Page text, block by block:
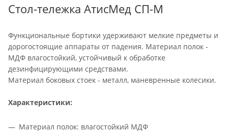
Стол-тележка АтисМед СП-М
Функциональные бортики удерживают мелкие предметы и
дорогостоящие аппараты от падения. Материал полок -
МДФ влагостойкий, устойчивый к обработке
дезинфицирующими средствами.
Материал боковых стоек - металл, маневренные колесики.
Характеристики:
Материал полок: влагостойкий МДФ